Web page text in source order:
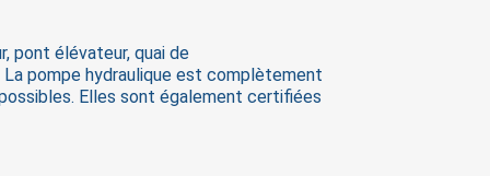
pont élévateur, quai de
pompe hydraulique est complètement
Elles sont également certifiées